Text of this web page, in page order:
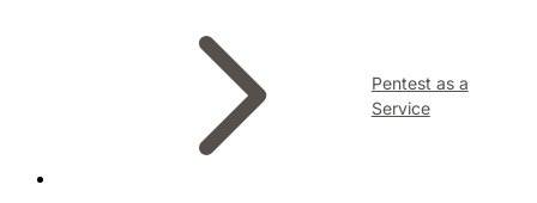
Pentest as a
Service